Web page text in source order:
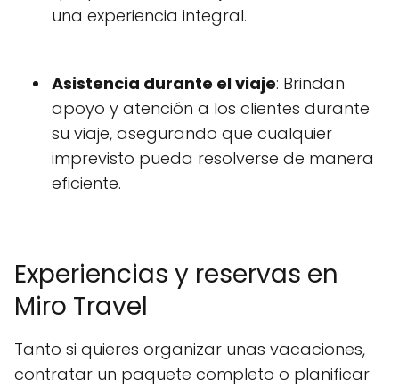
una experiencia integral.
Asistencia durante el viaje: Brindan
apoyo y atención a los clientes durante
su viaje, asegurando que cualquier
imprevisto pueda resolverse de manera
eficiente.
Experiencias y reservas en
Miro Travel
Tanto si quieres organizar unas vacaciones,
contratar un paquete completo o planificar